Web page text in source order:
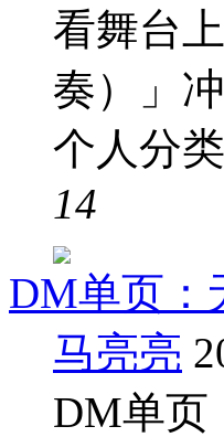
看舞台
奏）」
个人分
14
DM单页：
马亮亮
DM单页